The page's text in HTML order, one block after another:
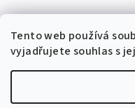
Tento web používá
vyjadřujete souhlas s